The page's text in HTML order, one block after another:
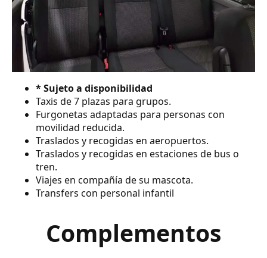
* Sujeto a disponibilidad
Taxis de 7 plazas para grupos.
Furgonetas adaptadas para personas con
movilidad reducida.
Traslados y recogidas en aeropuertos.
Traslados y recogidas en estaciones de bus o
tren.
Viajes en compañía de su mascota.
Transfers con personal infantil
Complementos